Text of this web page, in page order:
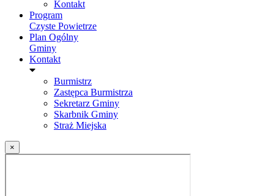
Kontakt
Program
Czyste Powietrze
Plan Ogólny
Gminy
Kontakt
Burmistrz
Zastępca Burmistrza
Sekretarz Gminy
Skarbnik Gminy
Straż Miejska
×